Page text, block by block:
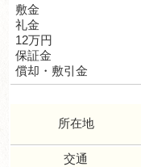
敷金
礼金
12万円
保証金
償却・敷引金
所在地
交通